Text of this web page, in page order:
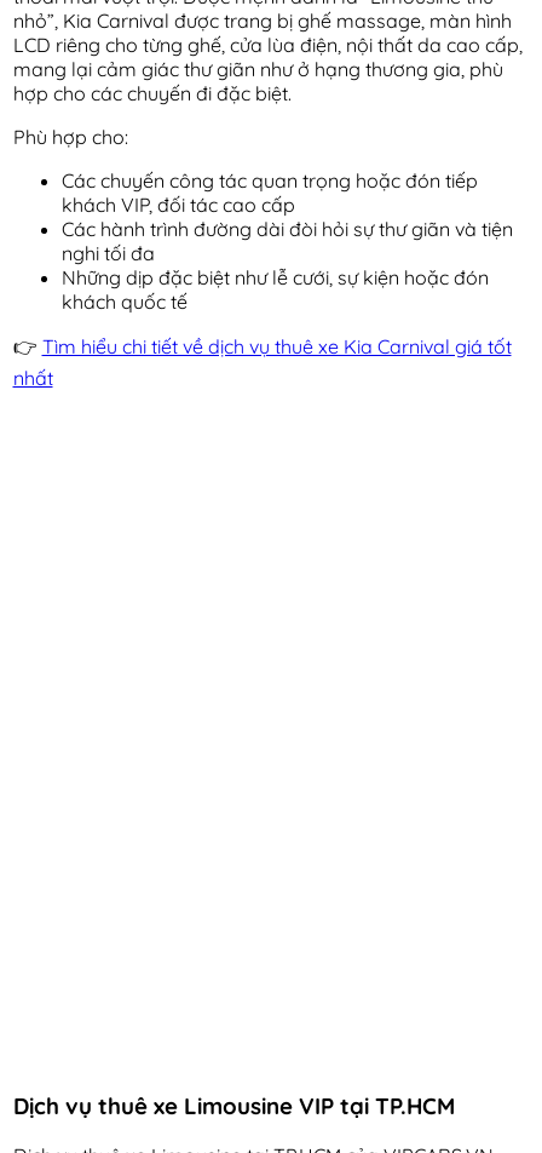
nhỏ”, Kia Carnival được trang bị ghế massage, màn hình
LCD riêng cho từng ghế, cửa lùa điện, nội thất da cao cấp,
mang lại cảm giác thư giãn như ở hạng thương gia, phù
hợp cho các chuyến đi đặc biệt.
Phù hợp cho:
Các chuyến công tác quan trọng hoặc đón tiếp
khách VIP, đối tác cao cấp
Các hành trình đường dài đòi hỏi sự thư giãn và tiện
nghi tối đa
Những dịp đặc biệt như lễ cưới, sự kiện hoặc đón
khách quốc tế
👉 Tìm hiểu chi tiết về dịch vụ thuê xe Kia Carnival giá tốt
nhất
Dịch vụ thuê xe Limousine VIP tại TP.HCM